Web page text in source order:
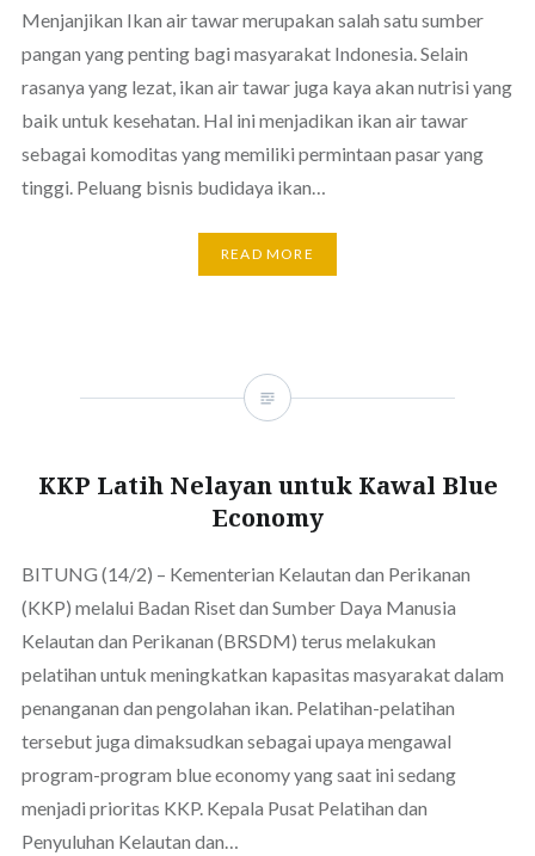
Menjanjikan Ikan air tawar merupakan salah satu sumber
pangan yang penting bagi masyarakat Indonesia. Selain
rasanya yang lezat, ikan air tawar juga kaya akan nutrisi yang
baik untuk kesehatan. Hal ini menjadikan ikan air tawar
sebagai komoditas yang memiliki permintaan pasar yang
tinggi. Peluang bisnis budidaya ikan…
READ MORE
KKP Latih Nelayan untuk Kawal Blue
Economy
BITUNG (14/2) – Kementerian Kelautan dan Perikanan
(KKP) melalui Badan Riset dan Sumber Daya Manusia
Kelautan dan Perikanan (BRSDM) terus melakukan
pelatihan untuk meningkatkan kapasitas masyarakat dalam
penanganan dan pengolahan ikan. Pelatihan-pelatihan
tersebut juga dimaksudkan sebagai upaya mengawal
program-program blue economy yang saat ini sedang
menjadi prioritas KKP. Kepala Pusat Pelatihan dan
Penyuluhan Kelautan dan…